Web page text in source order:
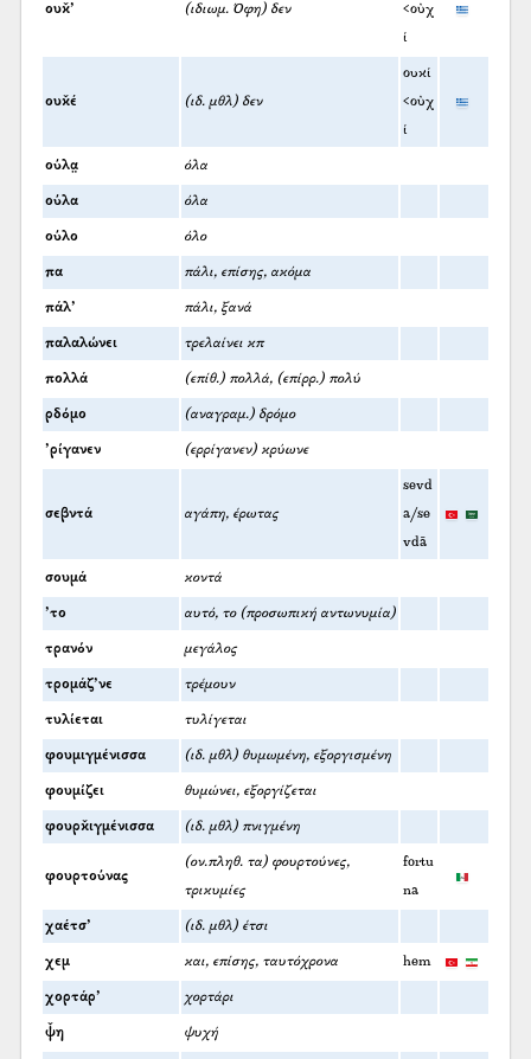
ουκ̌’ (ιδιωμ. Όφη) δεν
<οὐχ
ί
ουκ̌έ (ιδ. μθλ) δεν
ουκί
<οὐχ
ί
ούλα̤ όλα
ούλα όλα
ούλο όλο
πα πάλι, επίσης, ακόμα
πάλ’ πάλι, ξανά
παλαλώνει τρελαίνει κπ
πολλά (επίθ.) πολλά, (επίρρ.) πολύ
ρδόμο (αναγραμ.) δρόμο
’ρίγανεν (ερρίγανεν) κρύωνε
σεβντά αγάπη, έρωτας
sevd
a/se
vdā
σουμά κοντά
’το αυτό, το (προσωπική αντωνυμία)
τρανόν μεγάλος
τρομάζ’νε τρέμουν
τυλίεται τυλίγεται
φουμιγμένισσα (ιδ. μθλ) θυμωμένη, εξοργισμένη
φουμίζει θυμώνει, εξοργίζεται
φουρκ̌ιγμένισσα (ιδ. μθλ) πνιγμένη
φουρτούνας
(ον.πληθ. τα) φουρτούνες,
τρικυμίες
fortu
na
χαέτσ’ (ιδ. μθλ) έτσι
χεμ και, επίσης, ταυτόχρονα hem
χορτάρ’ χορτάρι
ψ̌η ψυχή